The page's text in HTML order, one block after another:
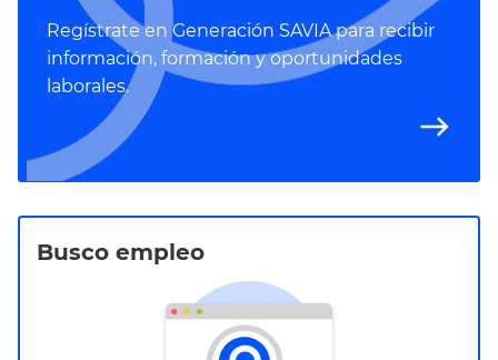
Regístrate en Generación SAVIA para recibir
información, formación y oportunidades
laborales.
east
Busco empleo